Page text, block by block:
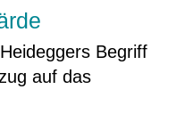
Begriff
auf das